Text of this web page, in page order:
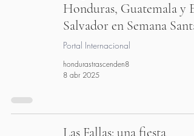
Honduras, Guatemala y El
Salvador en Semana Santa
Portal Internacional
hondurastrascenden8
8 abr 2025
Las Fallas: una fiesta